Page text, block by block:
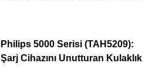
Philips 5000 Serisi (TAH5209):
Şarj Cihazını Unutturan Kulaklık